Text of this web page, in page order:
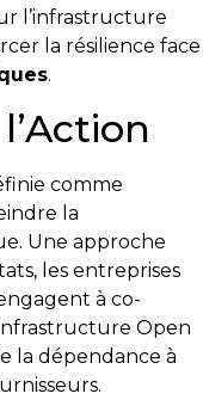
l’infrastructure
la résilience face
.
comme
la
Une approche
les entreprises
à co-
Open
la dépendance à